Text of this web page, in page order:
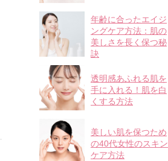
年齢に合ったエイジ
ングケア方法：肌の
美しさを長く保つ秘
訣
透明感あふれる肌を
手に入れる！肌を白
くする方法
美しい肌を保つため
の40代女性のスキン
ケア方法